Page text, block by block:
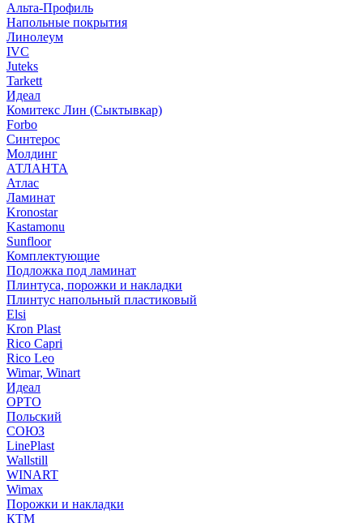
Альта-Профиль
Напольные покрытия
Линолеум
IVC
Juteks
Tarkett
Идеал
Комитекс Лин (Сыктывкар)
Forbo
Синтерос
Молдинг
АТЛАНТА
Атлас
Ламинат
Kronostar
Kastamonu
Sunfloor
Комплектующие
Подложка под ламинат
Плинтуса, порожки и накладки
Плинтус напольный пластиковый
Elsi
Kron Plast
Rico Capri
Rico Leo
Wimar, Winart
Идеал
ОРТО
Польский
СОЮЗ
LinePlast
Wallstill
WINART
Wimax
Порожки и накладки
КТМ